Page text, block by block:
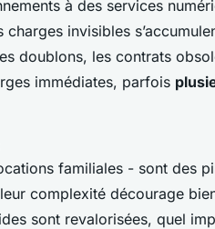
à des services
invisibles
doublons, les contrats
immédiates, parfois
familiales - sont des
complexité décourage
sont revalorisées, quel